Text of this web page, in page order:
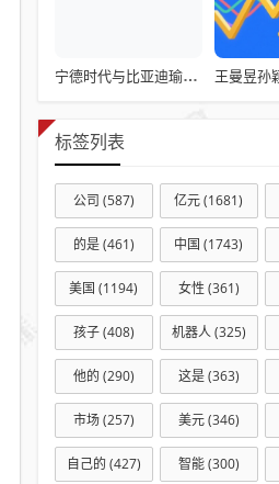
宁德时代与比亚迪瑜亮之争
标签列表
公司 (587) 亿元(1681)
的是(461) 中国 (1743)
美国 (1194) 女性 (361)
孩子(408) 机器人(325)
他的 (290) 这是(363)
市场(257) 美元(346)
自己的 (427) 智能(300)